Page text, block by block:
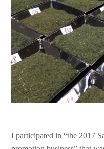
I participated in “the 2017